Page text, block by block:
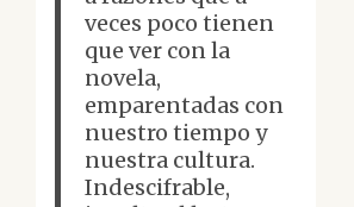
veces poco tienen
que ver con la
novela,
emparentadas con
nuestro tiempo y
nuestra cultura.
Indescifrable,